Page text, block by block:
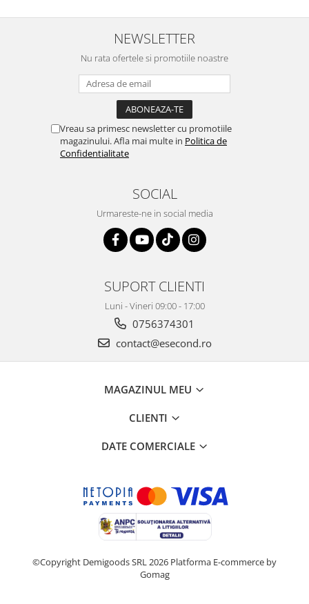
NEWSLETTER
Nu rata ofertele si promotiile noastre
Vreau sa primesc newsletter cu promotiile
magazinului. Afla mai multe in Politica de
Confidentialitate
SOCIAL
Urmareste-ne in social media
SUPORT CLIENTI
Luni - Vineri 09:00 - 17:00
0756374301
contact@esecond.ro
MAGAZINUL MEU
CLIENTI
DATE COMERCIALE
©Copyright Demigoods SRL 2026 Platforma E-commerce by
Gomag